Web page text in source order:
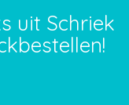
uit Schriek